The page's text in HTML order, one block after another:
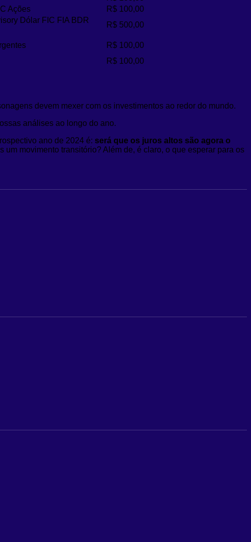
Ações
R$ 100,00
Dólar FIC FIA BDR
R$ 500,00
R$ 100,00
R$ 100,00
devem mexer com os investimentos ao redor do mundo.
análises ao longo do ano.
ano de 2024 é: será que os juros altos são agora o
um movimento transitório? Além de, é claro, o que esperar para os